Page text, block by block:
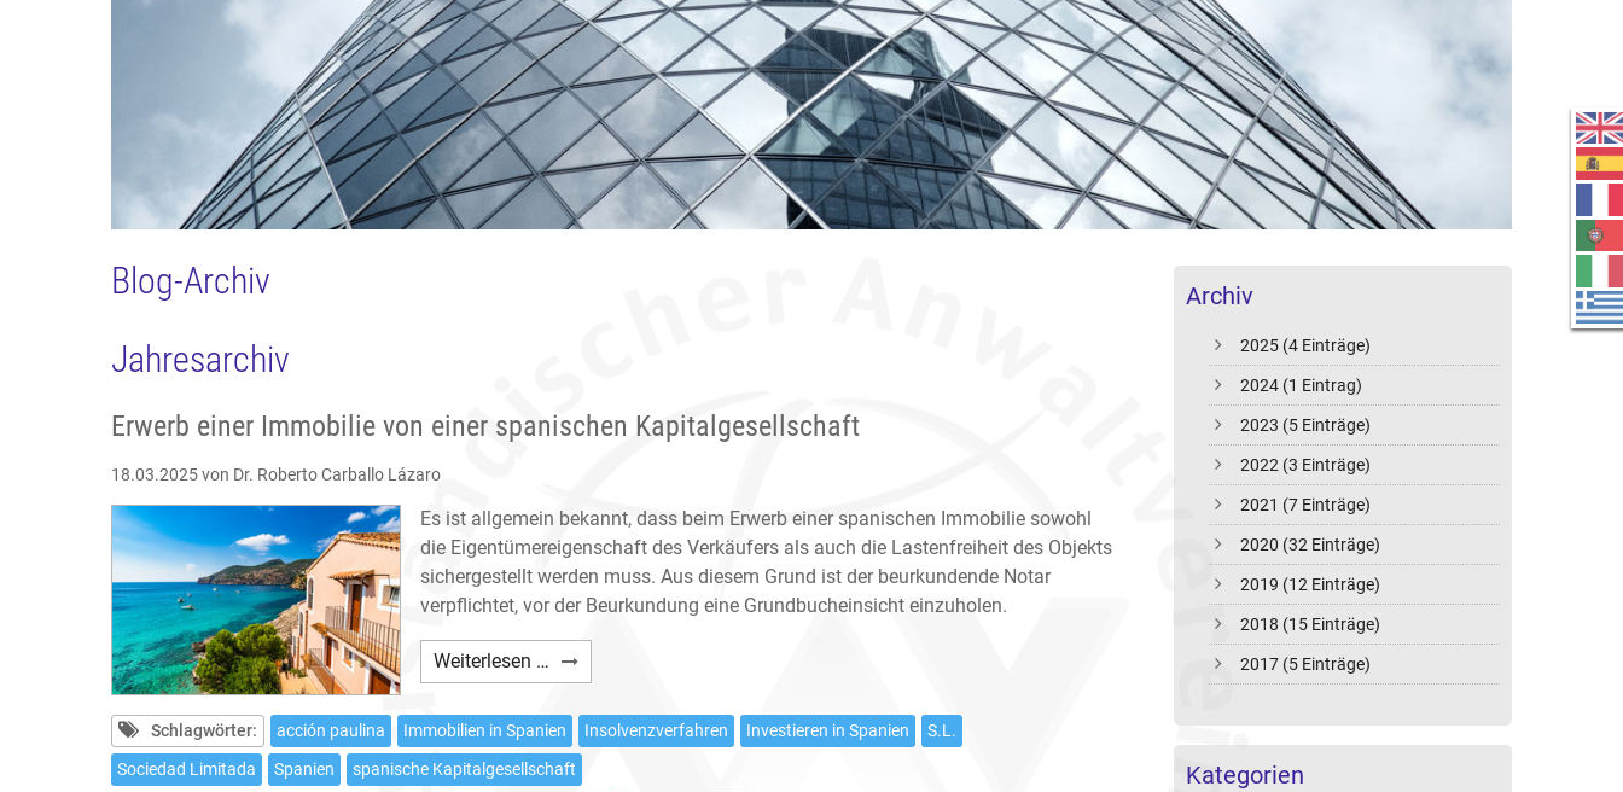
Archiv
2025 (4 Einträge)
2024 (1 Eintrag)
2023 (5 Einträge)
2022 (3 Einträge)
2021 (7 Einträge)
2020 (32 Einträge)
2019 (12 Einträge)
2018 (15 Einträge)
2017 (5 Einträge)
Kategorien
Blog-Archiv
Jahresarchiv
Erwerb einer Immobilie von einer spanischen Kapitalgesellschaft
18.03.2025von Dr. Roberto Carballo Lázaro
Es ist allgemein bekannt, dass beim Erwerb einer spanischen Immobilie sowohl
die Eigentümereigenschaft des Verkäufers als auch die Lastenfreiheit des Objekts
sichergestellt werden muss. Aus diesem Grund ist der beurkundende Notar
verpflichtet, vor der Beurkundung eine Grundbucheinsicht einzuholen.
Weiterlesen … Erwerb
einer
Immobilie
von
einer
Schlagwörter: acción paulina Immobilien in Spanien Insolvenzverfahren Investieren in Spanien
S.L.
Sociedad Limitada
Spanien
spanische Kapitalgesellschaft